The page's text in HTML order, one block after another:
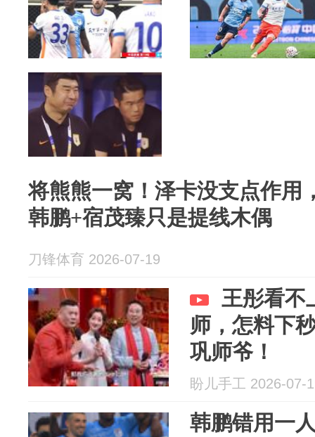
将熊熊一窝！泽卡没支点作用
韩鹏+宿茂臻只是提线木偶
刀锋体育 2026-07-19
王彤看不
师，怎料下
巩师爷！
盼儿手工 2026-07-
韩鹏错用一